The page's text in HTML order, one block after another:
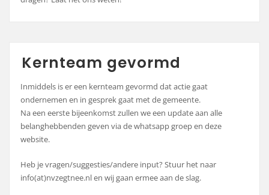
Kernteam gevormd
Inmiddels is er een kernteam gevormd dat actie gaat
ondernemen en in gesprek gaat met de gemeente.
Na een eerste bijeenkomst zullen we een update aan alle
belanghebbenden geven via de whatsapp groep en deze
website.
Heb je vragen/suggesties/andere input? Stuur het naar
info(at)nvzegtnee.nl en wij gaan ermee aan de slag.